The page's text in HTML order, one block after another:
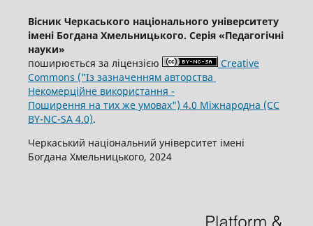
Вісник Черкаського національного університету
імені Богдана Хмельницького. Серія «Педагогічні
науки»
поширюється за ліцензією
Creative
Commons ("Із зазначенням авторства
Некомерційне використання -
Поширення на тих же умовах") 4.0 Міжнародна (CC
BY-NC-SA 4.0).
Черкаський національний університет імені
Богдана Хмельницького, 2024